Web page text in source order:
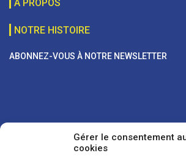
Gérer le consentement
cookies
A PROPOS
NOTRE HISTOIRE
ABONNEZ-VOUS À NOTRE NEWSLETTER